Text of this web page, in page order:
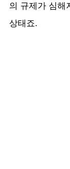
의 규제가 심해
상태죠.